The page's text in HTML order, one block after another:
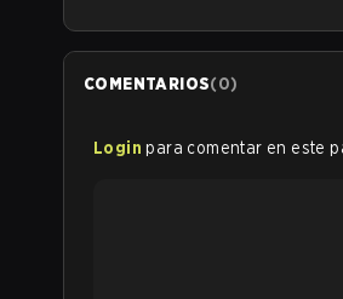
COMENTARIOS(0)
Login para comentar en este